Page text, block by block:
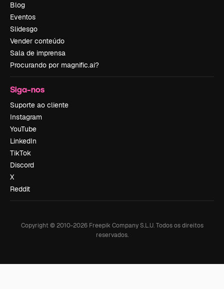
Blog
Eventos
Slidesgo
Vender conteúdo
Sala de imprensa
Procurando por magnific.ai?
Siga-nos
Suporte ao cliente
Instagram
YouTube
LinkedIn
TikTok
Discord
X
Reddit
Copyright © 2010-2026Freepik Company S.L.U. Todos os direitos
reservados.